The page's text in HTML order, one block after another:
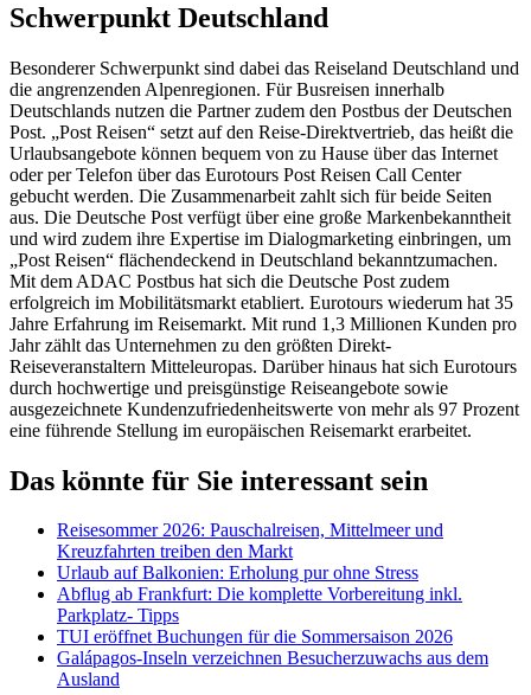
Schwerpunkt Deutschland
Besonderer Schwerpunkt sind dabei das Reiseland Deutschland und
die angrenzenden Alpenregionen. Für Busreisen innerhalb
Deutschlands nutzen die Partner zudem den Postbus der Deutschen
Post. „Post Reisen“ setzt auf den Reise-Direktvertrieb, das heißt die
Urlaubsangebote können bequem von zu Hause über das Internet
oder per Telefon über das Eurotours Post Reisen Call Center
gebucht werden. Die Zusammenarbeit zahlt sich für beide Seiten
aus. Die Deutsche Post verfügt über eine große Markenbekanntheit
und wird zudem ihre Expertise im Dialogmarketing einbringen, um
„Post Reisen“ flächendeckend in Deutschland bekanntzumachen.
Mit dem ADAC Postbus hat sich die Deutsche Post zudem
erfolgreich im Mobilitätsmarkt etabliert. Eurotours wiederum hat 35
Jahre Erfahrung im Reisemarkt. Mit rund 1,3 Millionen Kunden pro
Jahr zählt das Unternehmen zu den größten Direkt-
Reiseveranstaltern Mitteleuropas. Darüber hinaus hat sich Eurotours
durch hochwertige und preisgünstige Reiseangebote sowie
ausgezeichnete Kundenzufriedenheitswerte von mehr als 97 Prozent
eine führende Stellung im europäischen Reisemarkt erarbeitet.
Das könnte für Sie interessant sein
Reisesommer 2026: Pauschalreisen, Mittelmeer und
Kreuzfahrten treiben den Markt
Urlaub auf Balkonien: Erholung pur ohne Stress
Abflug ab Frankfurt: Die komplette Vorbereitung inkl.
Parkplatz- Tipps
TUI eröffnet Buchungen für die Sommersaison 2026
Galápagos-Inseln verzeichnen Besucherzuwachs aus dem
Ausland